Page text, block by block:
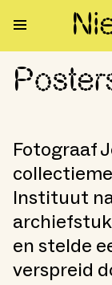
Posters
Fotograaf
Instituut
en stelde
verspreid